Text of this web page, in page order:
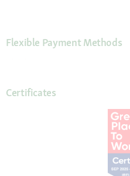
Flexible Payment Methods
Certificates